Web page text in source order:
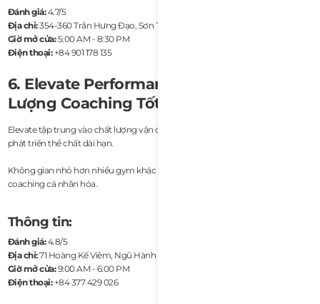
Đánh giá:4.7/5
Địa chỉ:354-360 Trần Hưng Đạo, Sơn Trà, Đà Nẵng
Giờ mở cửa:5:00 AM - 8:30 PM
Điện thoại: +84 901 178 135
6. Elevate Performance & Fitness – Chất
Lượng Coaching Tốt Nhất
Elevate tập trung vào chất lượng vận động, phòng tránh chấn thương và
phát triển thể chất dài hạn.
Không gian nhỏ hơn nhiều gym khác nhưng được đánh giá cao nhờ
coaching cá nhân hóa.
Thông tin:
Đánh giá:4.8/5
Địa chỉ:71 Hoàng Kế Viêm, Ngũ Hành Sơn, Đà Nẵng
Giờ mở cửa:9:00 AM - 6:00 PM
Điện thoại:+84 377 429 026